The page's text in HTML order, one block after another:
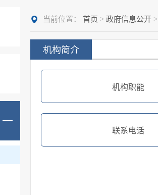
当前位置： 首页 > 政府信息公开>
机构简介
机构职能
联系电话